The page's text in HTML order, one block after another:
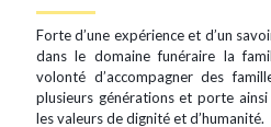
Forte d’une expérience et d’un
dans le domaine funéraire la
volonté d’accompagner des
plusieurs générations et porte
les valeurs de dignité et d’humanité.